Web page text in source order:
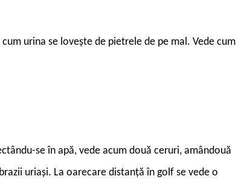
urina se lovește de pietrele de pe mal. Vede cum
se în apă, vede acum două ceruri, amândouă
uriași. La oarecare distanță în golf se vede o